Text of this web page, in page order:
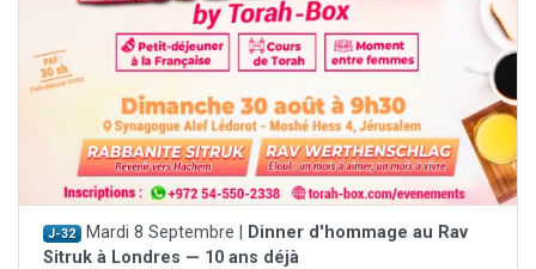
J-32 Mardi 8 Septembre |
Dinner d'hommage au Rav
Sitruk à Londres — 10 ans déjà